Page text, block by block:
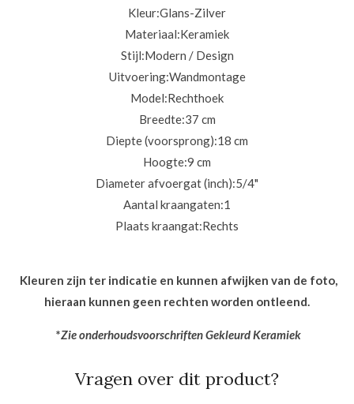
Kleur:Glans-Zilver
Materiaal:Keramiek
Stijl:Modern / Design
Uitvoering:Wandmontage
Model:Rechthoek
Breedte:37 cm
Diepte (voorsprong):18 cm
Hoogte:9 cm
Diameter afvoergat (inch):5/4"
Aantal kraangaten:1
Plaats kraangat:Rechts
Kleuren zijn ter indicatie en kunnen afwijken van de foto,
hieraan kunnen geen rechten worden ontleend.
*Zie onderhoudsvoorschriften Gekleurd Keramiek
Vragen over dit product?